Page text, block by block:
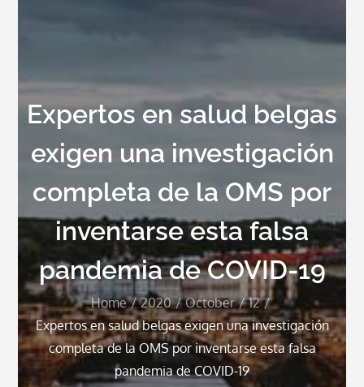
Expertos en salud belgas
exigen una investigación
completa de la OMS por
inventarse esta falsa
pandemia de COVID-19
Home 2020 October
12
Expertos en salud belgas exigen una investigación
completa de la OMS por inventarse esta falsa
pandemia de COVID-19